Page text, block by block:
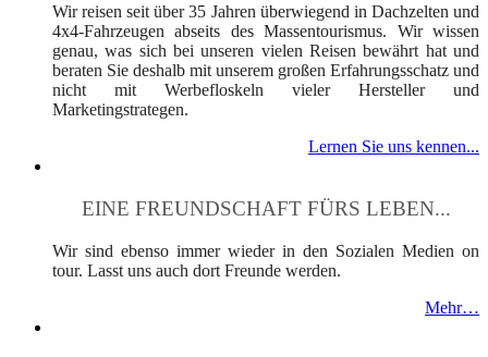
Wir reisen seit über 35 Jahren überwiegend in Dachzelten und
4x4-Fahrzeugen abseits des Massentourismus. Wir wissen
genau, was sich bei unseren vielen Reisen bewährt hat und
beraten Sie deshalb mit unserem großen Erfahrungsschatz und
nicht mit Werbefloskeln vieler Hersteller und
Marketingstrategen.
Lernen Sie uns kennen...
EINE FREUNDSCHAFT FÜRS LEBEN...
Wir sind ebenso immer wieder in den Sozialen Medien on
tour. Lasst uns auch dort Freunde werden.
Mehr…